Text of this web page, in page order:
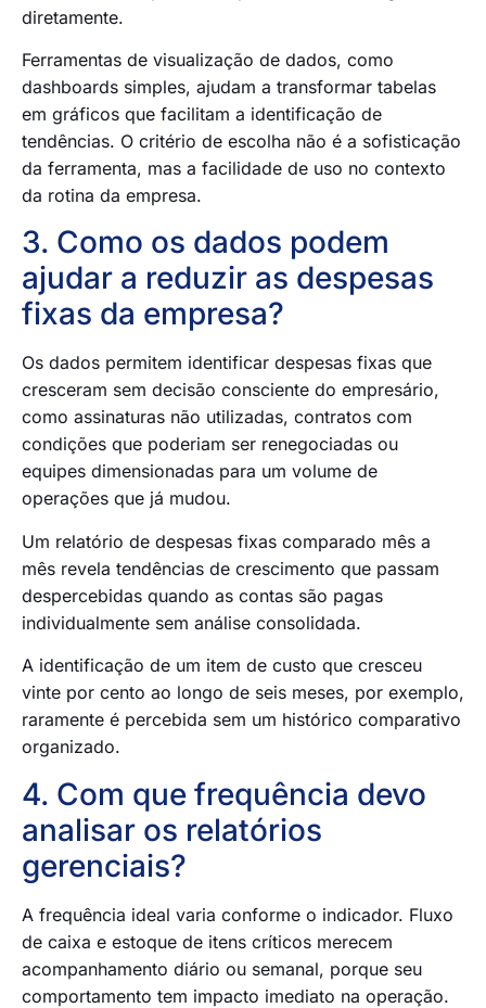
diretamente.
Ferramentas de visualização de dados, como
dashboards simples, ajudam a transformar tabelas
em gráficos que facilitam a identificação de
tendências. O critério de escolha não é a sofisticação
da ferramenta, mas a facilidade de uso no contexto
da rotina da empresa.
3. Como os dados podem
ajudar a reduzir as despesas
fixas da empresa?
Os dados permitem identificar despesas fixas que
cresceram sem decisão consciente do empresário,
como assinaturas não utilizadas, contratos com
condições que poderiam ser renegociadas ou
equipes dimensionadas para um volume de
operações que já mudou.
Um relatório de despesas fixas comparado mês a
mês revela tendências de crescimento que passam
despercebidas quando as contas são pagas
individualmente sem análise consolidada.
A identificação de um item de custo que cresceu
vinte por cento ao longo de seis meses, por exemplo,
raramente é percebida sem um histórico comparativo
organizado.
4. Com que frequência devo
analisar os relatórios
gerenciais?
A frequência ideal varia conforme o indicador. Fluxo
de caixa e estoque de itens críticos merecem
acompanhamento diário ou semanal, porque seu
comportamento tem impacto imediato na operação.